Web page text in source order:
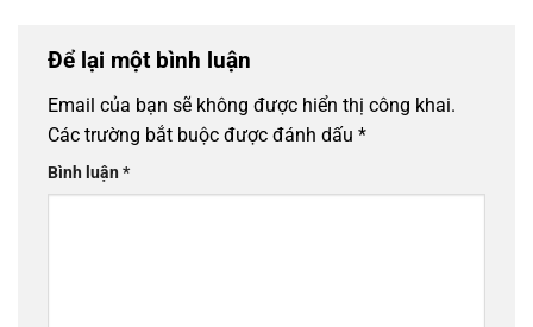
Để lại một bình luận
Email của bạn sẽ không được hiển thị công khai.
Các trường bắt buộc được đánh dấu *
Bình luận*